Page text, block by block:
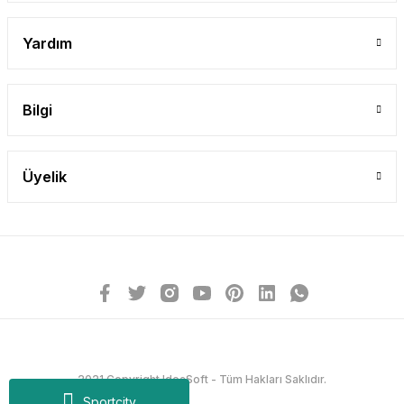
Yardım
Bilgi
Üyelik
2021 Copyright IdeaSoft - Tüm Hakları Saklıdır.